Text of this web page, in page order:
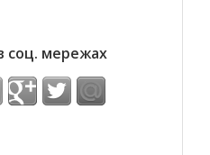
соц. мережах